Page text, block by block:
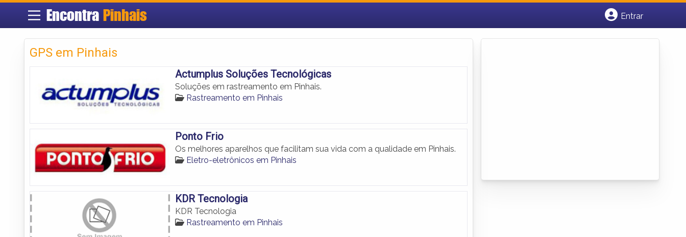
Encontra Pinhais
Entrar
GPS em Pinhais
Actumplus Soluções Tecnológicas
Soluções em rastreamento em Pinhais.
Rastreamento em Pinhais
Ponto Frio
Os melhores aparelhos que facilitam sua vida com a qualidade em Pinhais.
Eletro-eletrônicos em Pinhais
KDR Tecnologia
KDR Tecnologia
Rastreamento em Pinhais